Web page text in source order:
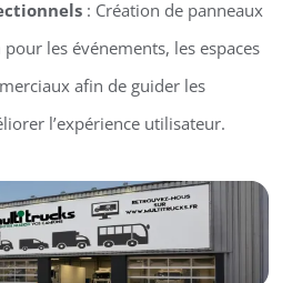
: Création de panneaux
les événements, les espaces
afin de guider les
l’expérience utilisateur.